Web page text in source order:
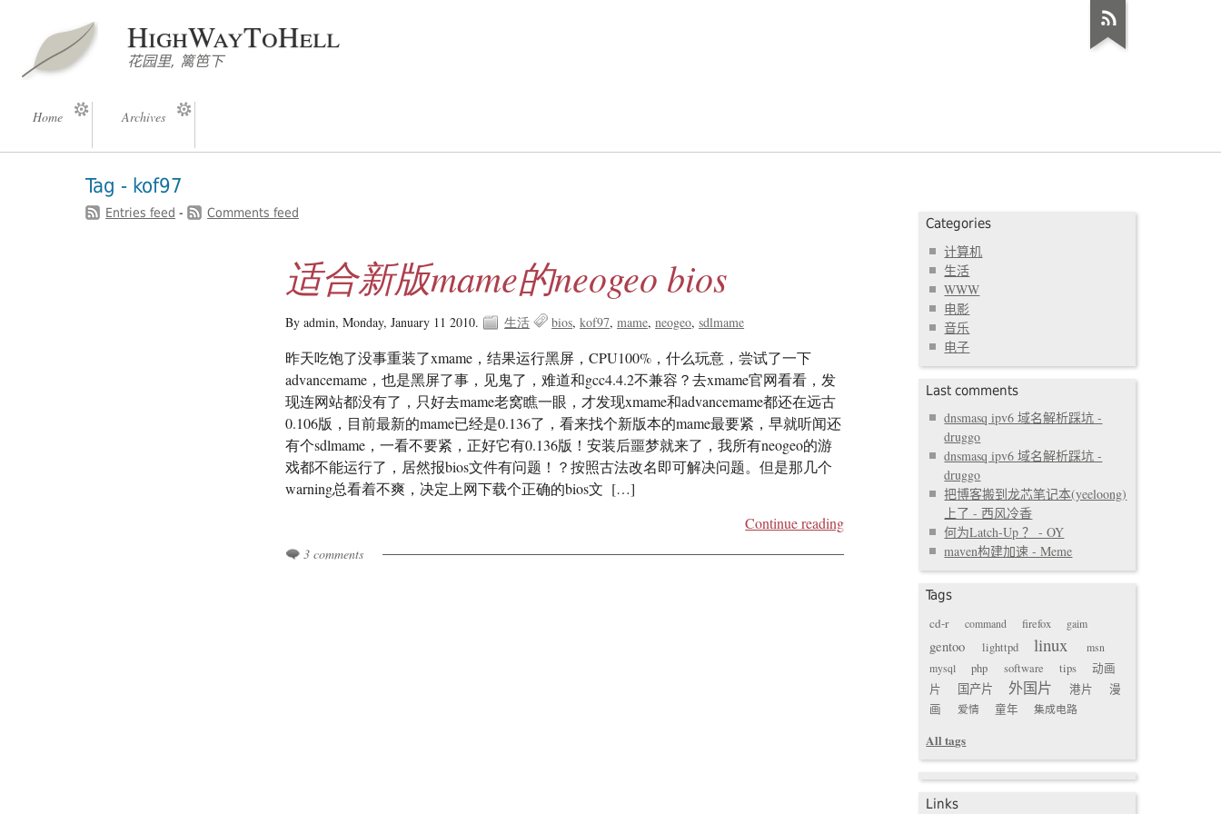
HighWayToHell
花园里, 篱笆下
Home Archives
Tag - kof97
Entries feed - Comments feed
适合新版mame的neogeo bios
By admin,Monday, January 11 2010. 生活 bios kof97 mame neogeo sdlmame
昨天吃饱了没事重装了xmame，结果运行黑屏，CPU100%，什么玩意，尝试了一下
advancemame，也是黑屏了事，见鬼了，难道和gcc4.4.2不兼容？去xmame官网看看，发
现连网站都没有了，只好去mame老窝瞧一眼，才发现xmame和advancemame都还在远古
0.106版，目前最新的mame已经是0.136了，看来找个新版本的mame最要紧，早就听闻还
有个sdlmame，一看不要紧，正好它有0.136版！安装后噩梦就来了，我所有neogeo的游
戏都不能运行了，居然报bios文件有问题！？按照古法改名即可解决问题。但是那几个
warning总看着不爽，决定上网下载个正确的bios文 […]
Continue reading
3 comments
Categories
计算机
生活
WWW
电影
音乐
电子
Last comments
dnsmasq ipv6 域名解析踩坑 -
druggo
dnsmasq ipv6 域名解析踩坑 -
druggo
把博客搬到龙芯笔记本(yeeloong)
上了 - 西风冷香
何为Latch-Up ？ - OY
maven构建加速 - Meme
Tags
cd-r
command firefox gaim
gentoo lighttpd linux
msn
mysql
php software tips
动画
片
国产片 外国片 港片
漫
画
爱情 童年 集成电路
All tags
Links